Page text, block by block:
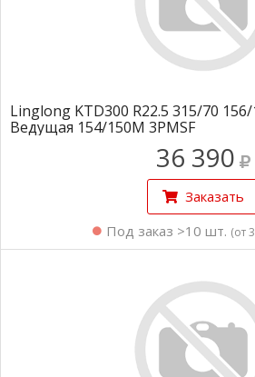
Linglong KTD300 R22.5 315/70
Ведущая 154/150M 3PMSF
36 390
Заказать
Под заказ >10 шт. (от